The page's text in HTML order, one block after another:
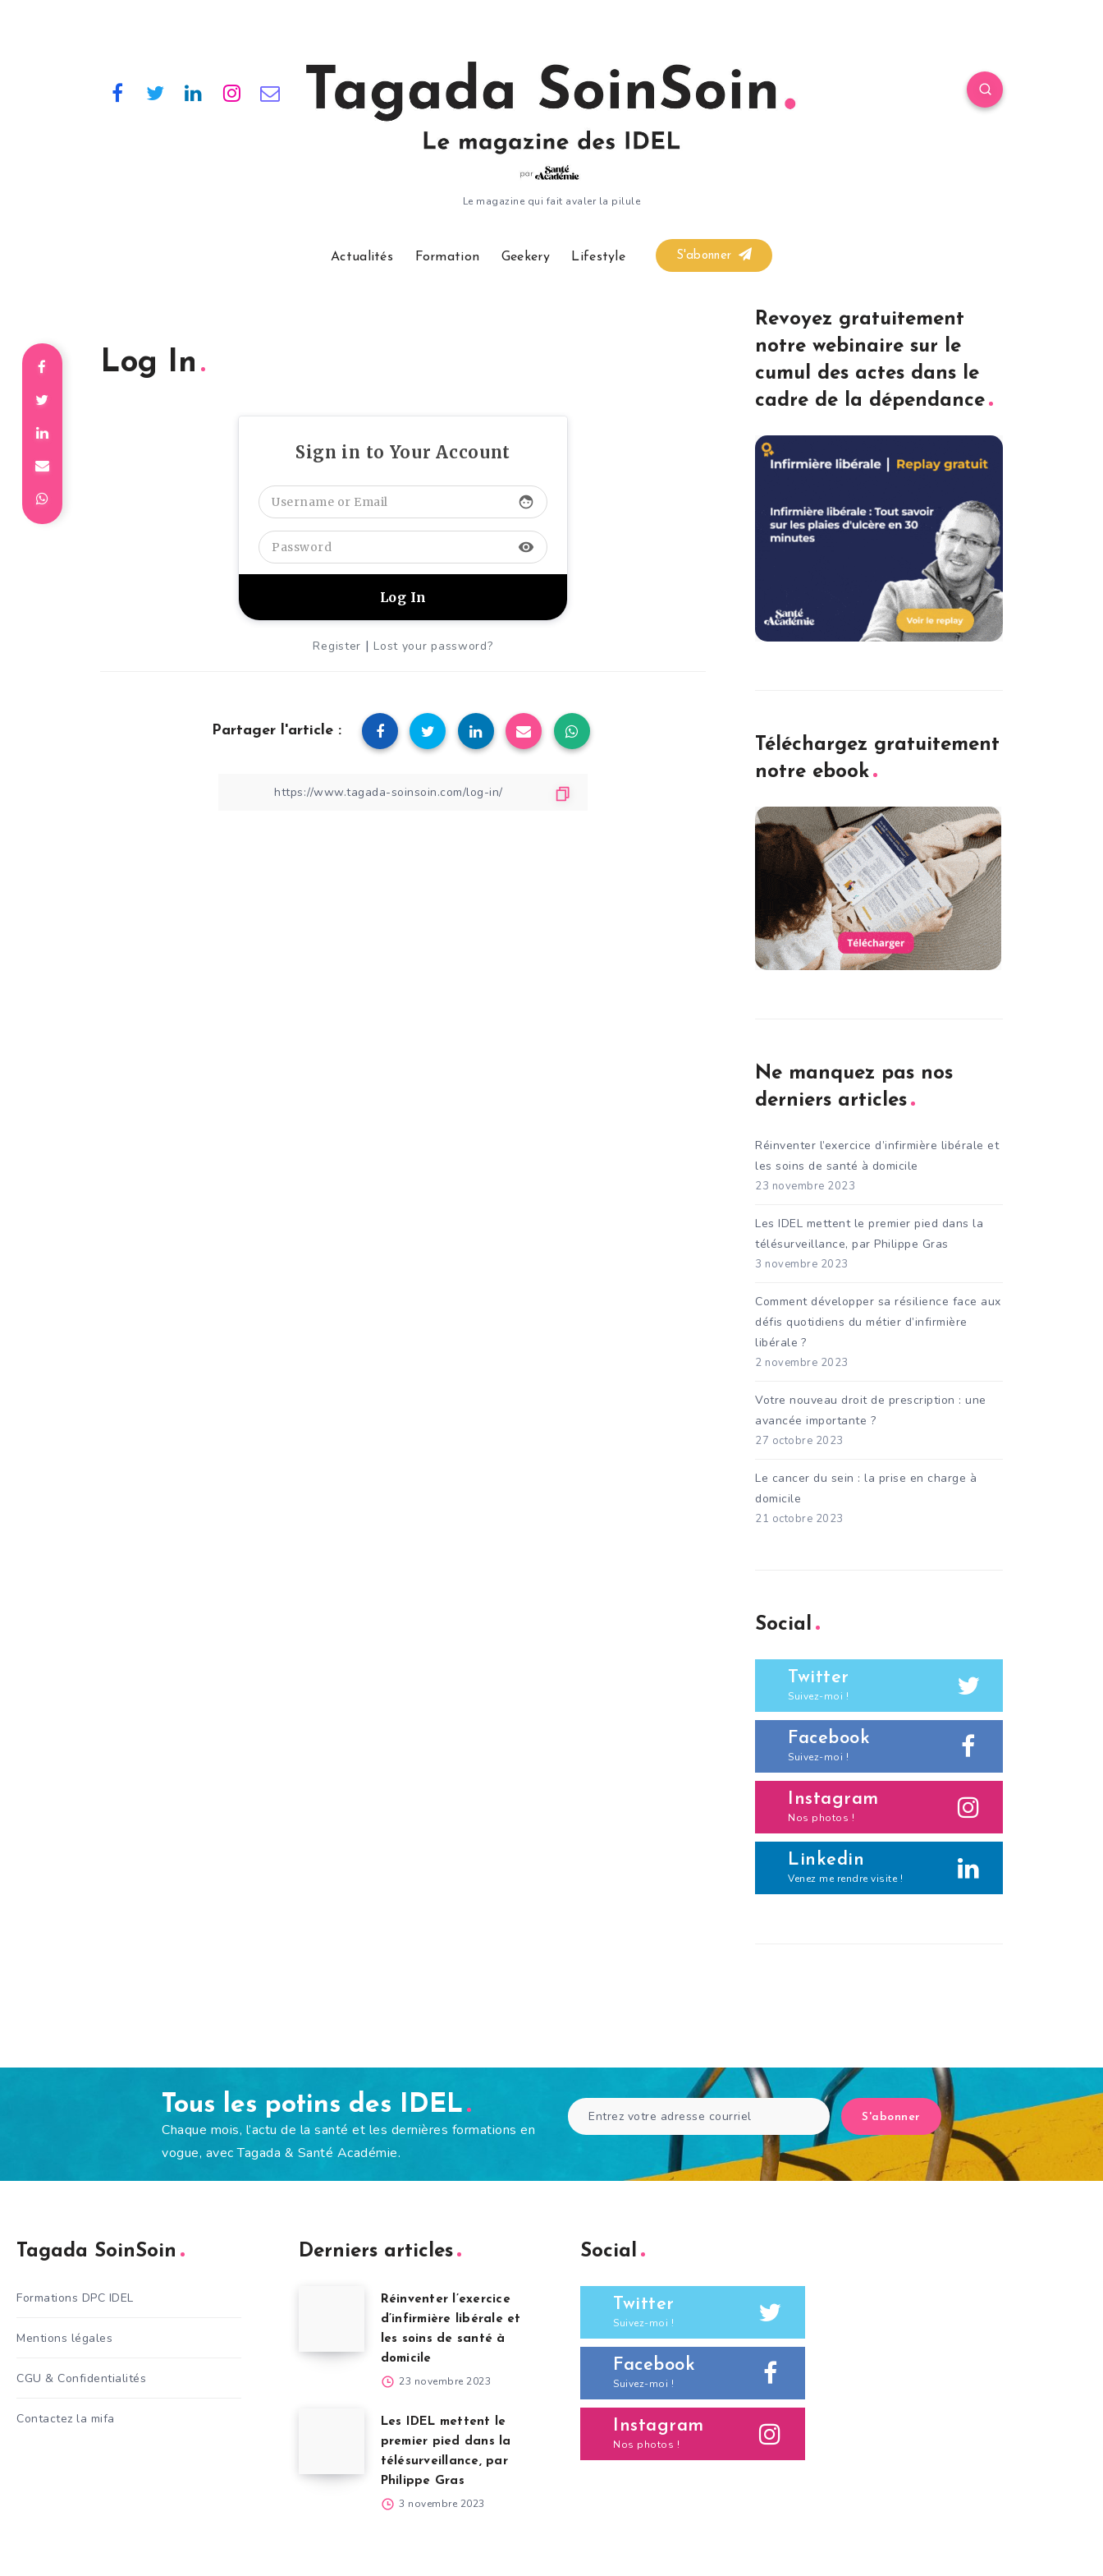
Le magazine qui fait avaler la pilule
Actualités Formation Geekery Lifestyle S'abonner
Log In
Sign in to Your Account
face
visibility
Register |Lost your password?
Partager l'article :
Revoyez gratuitement
notre webinaire sur le
cumul des actes dans le
cadre de la dépendance
Téléchargez gratuitement
notre ebook
Ne manquez pas nos
derniers articles
Réinventer l’exercice d’infirmière libérale et
les soins de santé à domicile
23 novembre 2023
Les IDEL mettent le premier pied dans la
télésurveillance, par Philippe Gras
3 novembre 2023
Comment développer sa résilience face aux
défis quotidiens du métier d’infirmière
libérale ?
2 novembre 2023
Votre nouveau droit de prescription : une
avancée importante ?
27 octobre 2023
Le cancer du sein : la prise en charge à
domicile
21 octobre 2023
Social
Twitter
Suivez-moi !
Facebook
Suivez-moi !
Instagram
Nos photos !
Linkedin
Venez me rendre visite !
Tous les potins des IDEL
Chaque mois, l’actu de la santé et les dernières formations en
vogue, avec Tagada & Santé Académie.
S'abonner
Tagada SoinSoin
Formations DPC IDEL
Mentions légales
CGU & Confidentialités
Contactez la mifa
Derniers articles
Réinventer l’exercice
d’infirmière libérale et
les soins de santé à
domicile
23 novembre 2023
Les IDEL mettent le
premier pied dans la
télésurveillance, par
Philippe Gras
3 novembre 2023
Social
Twitter
Suivez-moi !
Facebook
Suivez-moi !
Instagram
Nos photos !